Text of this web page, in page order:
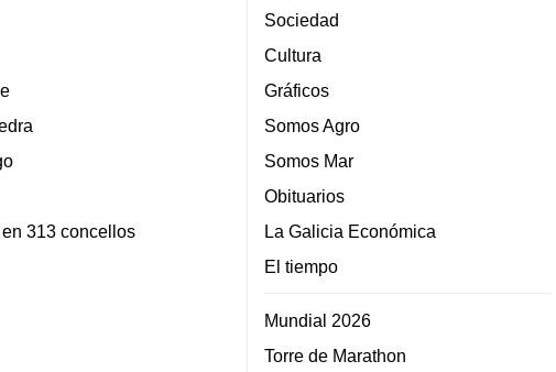
313 concellos
Sociedad
Cultura
Gráficos
Somos Agro
Somos Mar
Obituarios
La Galicia Económica
El tiempo
Mundial 2026
Torre de Marathon